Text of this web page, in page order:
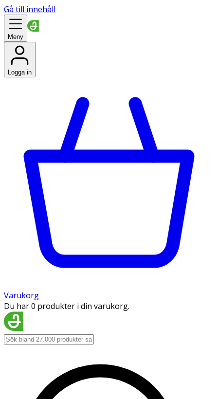
Gå till innehåll
Meny
Logga in
Varukorg
Du har 0 produkter i din varukorg.